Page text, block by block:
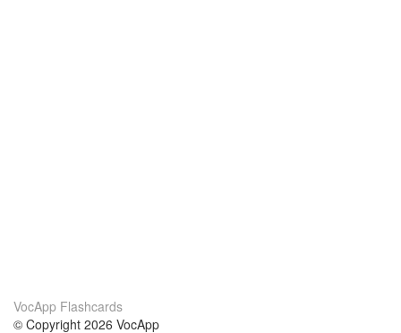
VocApp Flashcards
© Copyright 2026 VocApp